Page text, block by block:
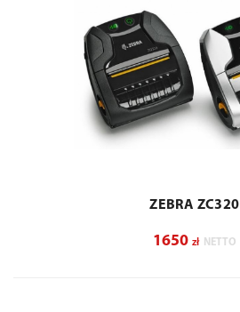
ZEBRA ZC320
1650 zł NETTO